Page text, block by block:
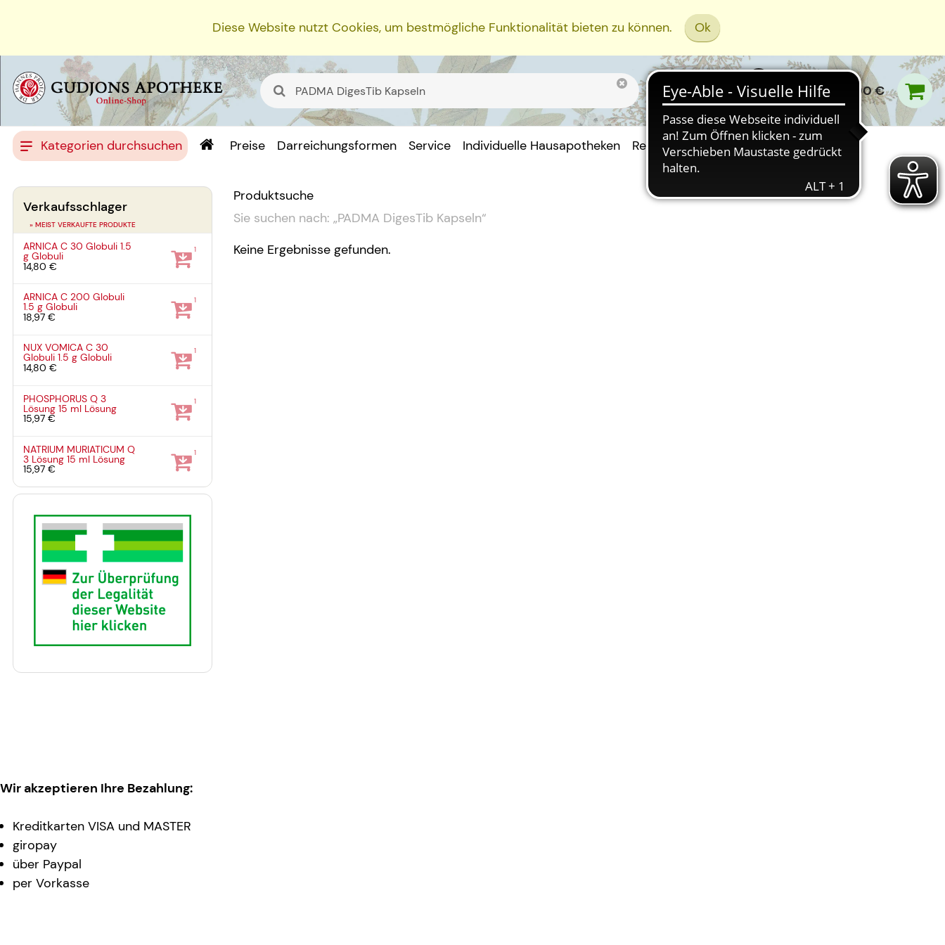
Diese Website nutzt Cookies, um bestmögliche Funktionalität bieten zu können. Ok
0,00 €
Kategorien durchsuchen Preise Darreichungsformen Service Individuelle Hausapotheken Rezept Einreichen
Produktsuche
Sie suchen nach: „PADMA DigesTib Kapseln“
Keine Ergebnisse gefunden.
Verkaufsschlager
» MEIST VERKAUFTE PRODUKTE
ARNICA C 30 Globuli1.5
gGlobuli
14,80 €
1
ARNICA C 200 Globuli
1.5 gGlobuli
18,97 €
1
NUX VOMICA C 30
Globuli1.5 gGlobuli
14,80 €
1
PHOSPHORUS Q 3
Lösung15 ml Lösung
15,97 €
1
NATRIUM MURIATICUM Q
3 Lösung15 ml Lösung
15,97 €
1
Wir akzeptieren Ihre Bezahlung:
Kreditkarten VISA und MASTER
giropay
über Paypal
per Vorkasse